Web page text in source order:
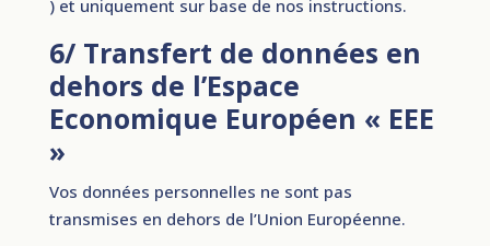
) et uniquement sur base de nos instructions.
6/ Transfert de données en
dehors de l’Espace
Economique Européen « EEE
»
Vos données personnelles ne sont pas
transmises en dehors de l’Union Européenne.